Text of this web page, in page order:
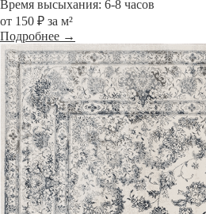
Время высыхания: 6-8 часов
от 150 ₽ за м²
Подробнее →